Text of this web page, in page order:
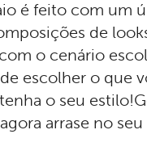
é feito com um
de
o cenário
escolher o que
o seu
arrase no seu